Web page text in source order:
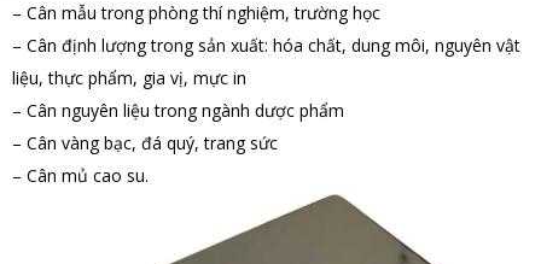
– Cân mẫu trong phòng thí nghiệm, trường học
– Cân định lượng trong sản xuất: hóa chất, dung môi, nguyên vật
liệu, thực phẩm, gia vị, mực in
– Cân nguyên liệu trong ngành dược phẩm
– Cân vàng bạc, đá quý, trang sức
– Cân mủ cao su.